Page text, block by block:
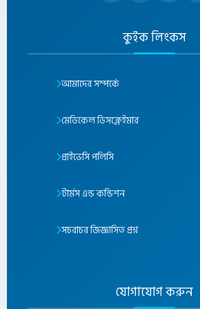
কুইক লিংকস
আমাদের সম্পর্কে
মেডিকেল ডিসক্লেইমার
প্রাইভেসি পলিসি
টার্মস এন্ড কন্ডিশন
সচরাচর জিজ্ঞাসিত প্রশ্ন
যোগাযোগ করুন